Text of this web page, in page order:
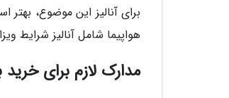
برای آنالیز این موضوع،
هواپیما شامل آنالیز شرایط
مدارک لازم برای